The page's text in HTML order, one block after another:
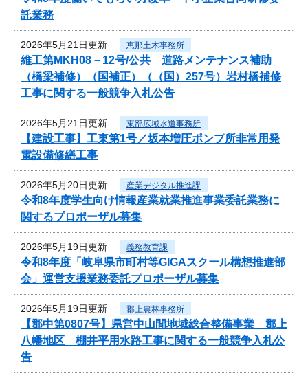
託業務
2026年5月21日更新 恵那土木事務所
維工第MKH08－12号/公共 道路メンテナンス補助
（橋梁補修）（国補正）（（国）257号）岩村橋補修
工事に関する一般競争入札公告
2026年5月21日更新 東部広域水道事務所
【建設工事】工東第1号／坂本増圧ポンプ所非常用発
電設備修繕工事
2026年5月20日更新 産業デジタル推進課
令和8年度学生向け情報産業就業推進事業委託業務に
関するプロポーザル募集
2026年5月19日更新 義務教育課
令和8年度「岐阜県市町村等GIGAスクール構想推進部
会」運営支援業務委託プロポーザル募集
2026年5月19日更新 郡上農林事務所
【郡中第0807号】県営中山間地域総合整備事業 郡上
八幡地区 棚井平用水路工事に関する一般競争入札公
告